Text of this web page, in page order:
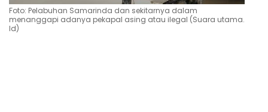
Foto: Pelabuhan Samarinda dan sekitarnya dalam
menanggapi adanya pekapal asing atau ilegal (Suara utama.
Id)